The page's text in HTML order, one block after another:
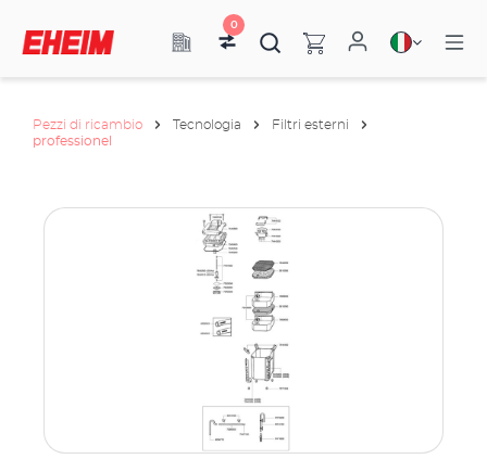
0
Pezzi di ricambio Tecnologia
Filtri esterni
professionel